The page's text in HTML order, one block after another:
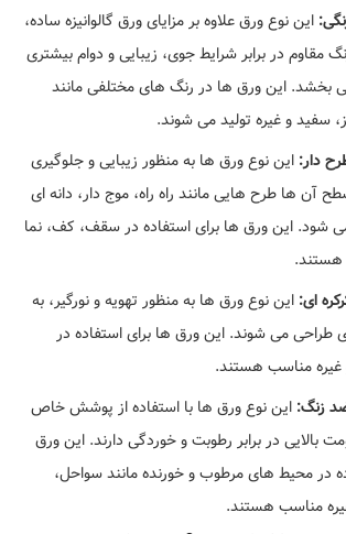
این نوع ورق علاوه بر مزایای ورق گالوانیزه ساده،
مقاوم در برابر شرایط جوی، زیبایی و دوام بیشتری
بخشد. این ورق ها در رنگ های مختلفی مانند
سفید و غیره تولید می شوند.
دار: این نوع ورق ها به منظور زیبایی و جلوگیری
آن ها طرح هایی مانند راه راه، موج دار، دانه ای
شود. این ورق ها برای استفاده در سقف، کف، نما
هستند.
ای: این نوع ورق ها به منظور تهویه و نورگیر، به
طراحی می شوند. این ورق ها برای استفاده در
مناسب هستند.
ضد زنگ: این نوع ورق ها با استفاده از پوشش خاص
بالایی در برابر رطوبت و خوردگی دارند. این ورق
در محیط های مرطوب و خورنده مانند سواحل،
مناسب هستند.